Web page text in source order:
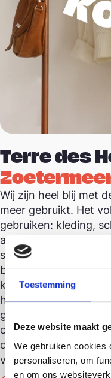
Toestemming
Deze website maakt
We gebruiken cookies
personaliseren, om
en om ons
Terre des
Wij zijn heel blij met
meer gebruikt. Het
gebruiken: kleding,
accessoires,
speelgoed, kunst,
bijzonder waarderen
kunstvoorwerpen,
horloges of unieke
geschikt is voor de
contact op met de
doneren tijdens de
van harte welkom!
Hannie